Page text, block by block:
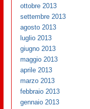
ottobre 2013
settembre 2013
agosto 2013
luglio 2013
giugno 2013
maggio 2013
aprile 2013
marzo 2013
febbraio 2013
gennaio 2013